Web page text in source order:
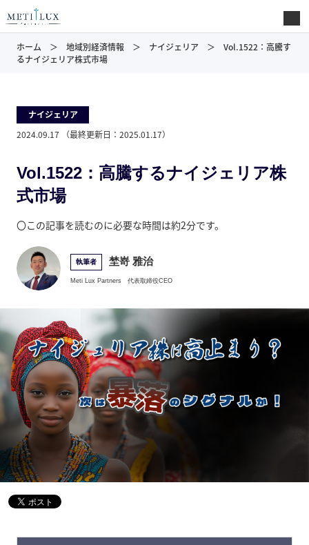
ホーム 地域別経済情報 ナイジェリア
Vol.1522：高騰す
るナイジェリア株式市場
ナイジェリア
2024.09.17
（最終更新日： 2025.01.17）
Vol.1522：高騰するナイジェリア株
式市場
〇この記事を読むのに必要な時間は約2分です。
執筆者 埜嵜 雅治
Meti Lux Partners 代表取締役CEO